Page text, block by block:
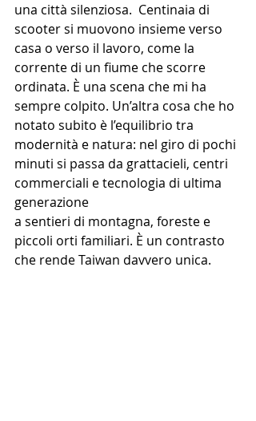
una città silenziosa.  Centinaia di
scooter si muovono insieme verso
casa o verso il lavoro, come la
corrente di un fiume che scorre
ordinata. È una scena che mi ha
sempre colpito. Un’altra cosa che ho
notato subito è l’equilibrio tra
modernità e natura: nel giro di pochi
minuti si passa da grattacieli, centri
commerciali e tecnologia di ultima
generazione
a sentieri di montagna, foreste e
piccoli orti familiari. È un contrasto
che rende Taiwan davvero unica.